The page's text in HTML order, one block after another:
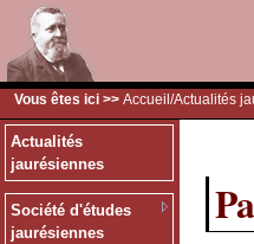
Vous êtes ici >> Accueil /Actualités
Actualités
jaurésiennes
Société d'études
jaurésiennes